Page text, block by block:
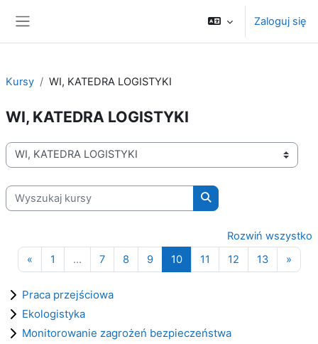
Zaloguj się
Kursy WI, KATEDRA LOGISTYKI
WI, KATEDRA LOGISTYKI
Kategorie kursów
Wyszukaj kursy
Wyszukaj kursy
Rozwiń wszystko
«Poprzednia strona
1 Strona 1
… 7Strona 7
8Strona 8
9Strona 9
10Strona 10
11 Strona 11
12Strona 12
13Strona 13
»
Praca przejściowa
Ekologistyka
Monitorowanie zagrożeń bezpieczeństwa